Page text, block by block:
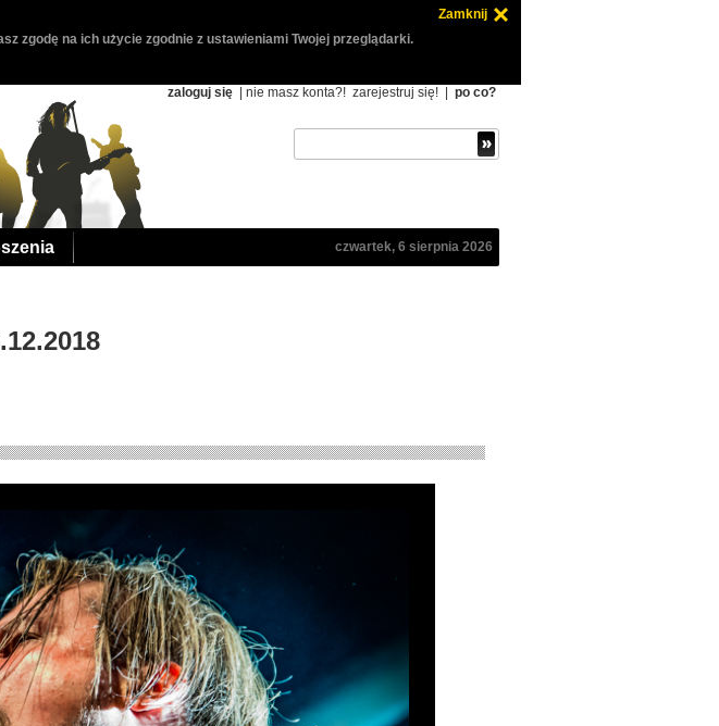
Zamknij
zgodę na ich użycie zgodnie z ustawieniami Twojej przeglądarki.
zaloguj się | nie masz konta?! zarejestruj się! po co?
czwartek, 6 sierpnia 2026